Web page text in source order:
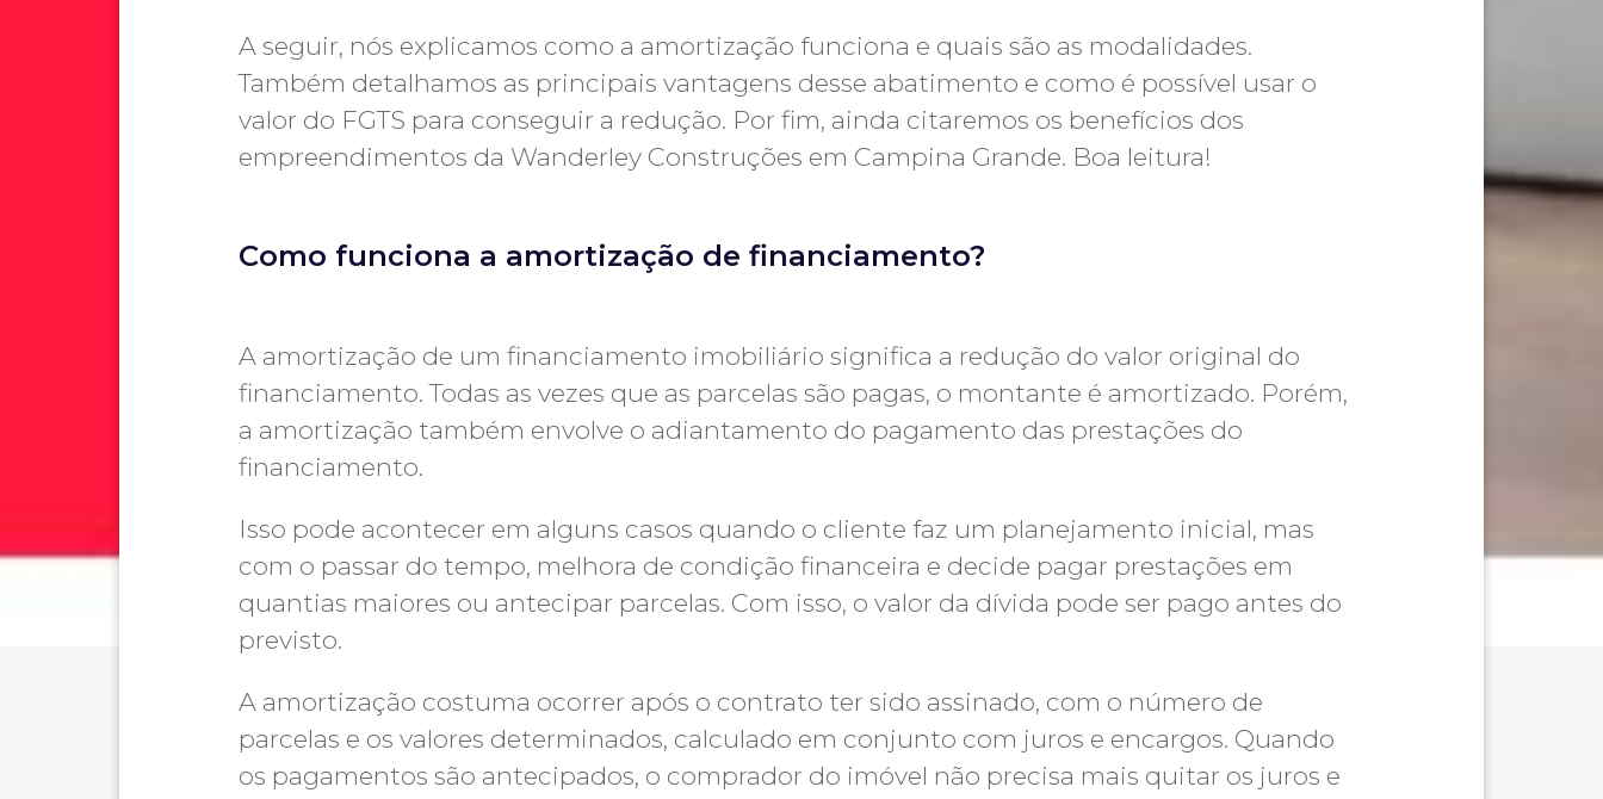
A seguir, nós explicamos como a amortização funciona e quais são as modalidades.
Também detalhamos as principais vantagens desse abatimento e como é possível usar o
valor do FGTS para conseguir a redução. Por fim, ainda citaremos os benefícios dos
empreendimentos da Wanderley Construções em Campina Grande. Boa leitura!
Como funciona a amortização de financiamento?
A amortização de um financiamento imobiliário significa a redução do valor original do
financiamento. Todas as vezes que as parcelas são pagas, o montante é amortizado. Porém,
a amortização também envolve o adiantamento do pagamento das prestações do
financiamento.
Isso pode acontecer em alguns casos quando o cliente faz um planejamento inicial, mas
com o passar do tempo, melhora de condição financeira e decide pagar prestações em
quantias maiores ou antecipar parcelas. Com isso, o valor da dívida pode ser pago antes do
previsto.
A amortização costuma ocorrer após o contrato ter sido assinado, com o número de
parcelas e os valores determinados, calculado em conjunto com juros e encargos. Quando
os pagamentos são antecipados, o comprador do imóvel não precisa mais quitar os juros e